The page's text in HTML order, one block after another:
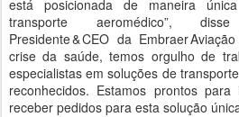
está posicionada de maneira
transporte aeromédico”,
Presidente & CEO da Embraer
crise da saúde, temos orgulho de
especialistas em soluções de
reconhecidos. Estamos prontos
receber pedidos para esta solução